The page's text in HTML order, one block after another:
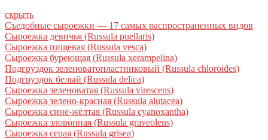
скрыть
Съедобные сыроежки — 17 самых распространенных видов
Сыроежка девичья (Russula puellaris)
Сыроежка пищевая (Russula vesca)
Сыроежка буреющая (Russula xerampelina)
Подгруздок зеленоватопластинковый (Russula chloroides)
Подгруздок белый (Russula delica)
Сыроежка зеленоватая (Russula virescens)
Сыроежка зелено-красная (Russula alutacea)
Сыроежка сине-жёлтая (Russula cyanoxantha)
Сыроежка зловонная (Russula graveolens)
Сыроежка серая (Russula grisea)